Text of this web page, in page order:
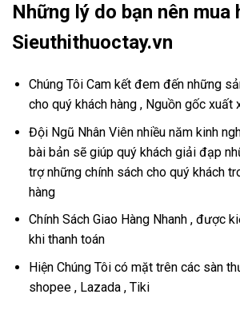
Những lý do bạn nên mua
Sieuthithuoctay.vn
Chúng Tôi Cam kết đem đến những
cho quý khách hàng , Nguồn gốc xuất
Đội Ngũ Nhân Viên nhiều năm kinh
bài bản sẽ giúp quý khách giải đạp
trợ những chính sách cho quý khách
hàng
Chính Sách Giao Hàng Nhanh , được
khi thanh toán
Hiện Chúng Tôi có mặt trên các sàn
shopee , Lazada , Tiki